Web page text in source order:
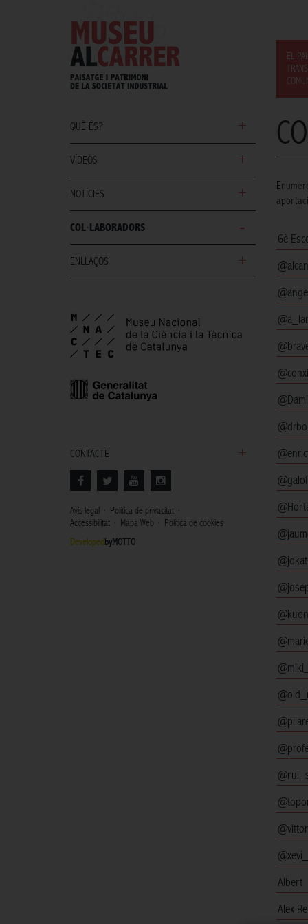
QUÈ ÉS?
VÍDEOS
NOTÍCIES
COL·LABORADORS
ENLLAÇOS
CONTACTE
Avís legal
Política de privacitat
Accessibilitat
Mapa Web
Política de cookies
DevelopedbyMOTTO
EL
6è
Albert
Alex